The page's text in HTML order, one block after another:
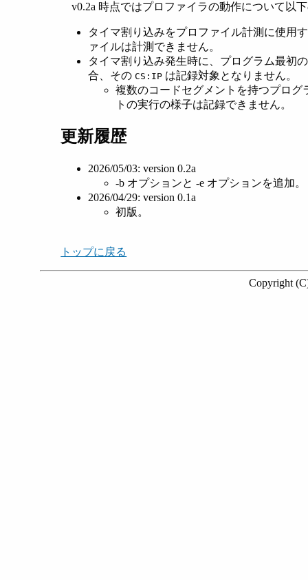
v0.2a 時点ではプロファイラの動作について以
タイマ割り込みをプロファイル計測に使用
ァイルは計測できません。
タイマ割り込み発生時に、プログラム最初
合、そのCS:IP は記録対象となりません。
複数のコードセグメントを持つプロ
トの実行の様子は記録できません。
更新履歴
2026/05/03: version 0.2a
-b オプションと -e オプションを追加。
2026/04/29: version 0.1a
初版。
トップに戻る
Copyright